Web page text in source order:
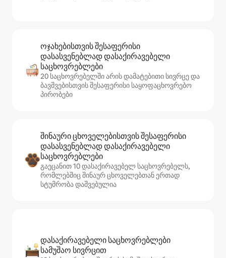
ოჯახებისთვის შესაფერისი
დასასვენებლად დასაქირავებელი
საცხოვრებლები
20 საცხოვრებელში არის დამატებითი სივრცე და
ბავშვებისთვის შესაფერისი საყოფაცხოვრებო
პირობები
შინაური ცხოველებისთვის შესაფერისი
დასასვენებლად დასაქირავებელი
საცხოვრებლები
გაეცანით 10 დასაქირავებელ საცხოვრებელს,
რომლებშიც შინაურ ცხოველებთან ერთად
სტუმრობა დაშვებულია
დასაქირავებელი საცხოვრებლები
სამუშაო სივრცით